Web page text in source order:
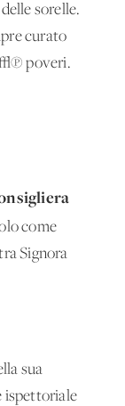
sorelle.
curato
poveri.
come
Signora
sua
ispettoriale